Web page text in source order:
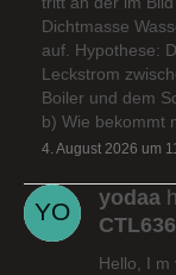
Dichtmasse
auf. Hypothese:
Leckstrom
Boiler und dem
b) Wie bekommt
4. August 2026 um
yodaa
Hello, I m